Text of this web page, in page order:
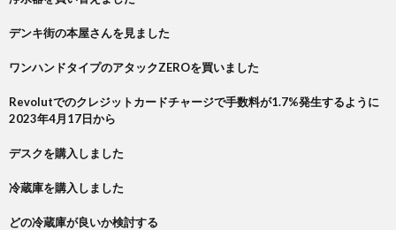
デンキ街の本屋さんを見ました
ワンハンドタイプのアタックZEROを買いました
Revolutでのクレジットカードチャージで手数料が1.7%発生するように
2023年4月17日から
デスクを購入しました
冷蔵庫を購入しました
どの冷蔵庫が良いか検討する